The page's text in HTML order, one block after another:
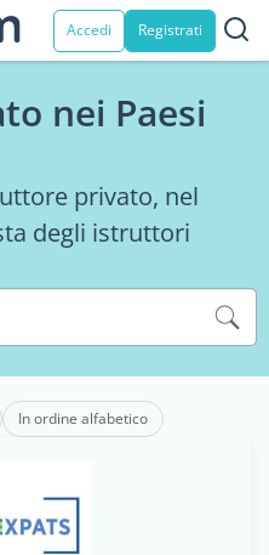
Accedi Registrati
nei Paesi
privato, nel
degli istruttori
In ordine alfabetico